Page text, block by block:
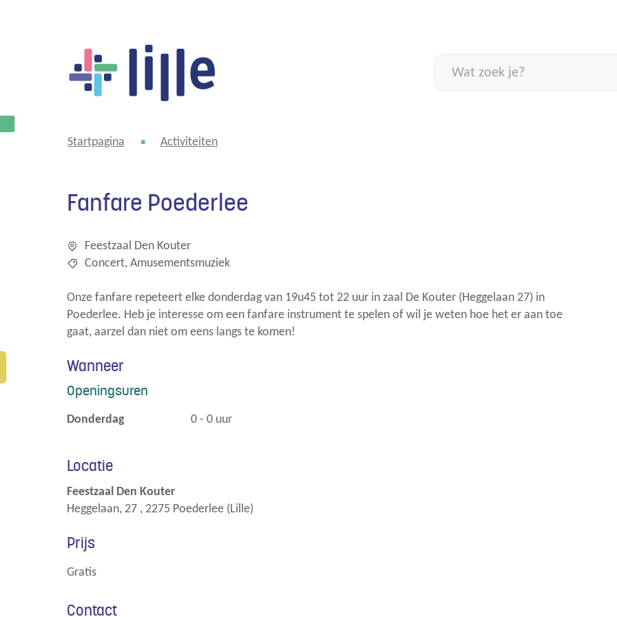
Lille
zoek
Startpagina Activiteiten
Fanfare Poederlee
Feestzaal Den Kouter
Concert Amusementsmuziek
Onze fanfare repeteert elke donderdag van 19u45 tot 22 uur in zaal De Kouter (Heggelaan 27) in
Poederlee. Heb je interesse om een fanfare instrument te spelen of wil je weten hoe het er aan toe
gaat, aarzel dan niet om eens langs te komen!
Wanneer
Openingsuren
donderdag 0 - 0 uur
Locatie
Feestzaal Den Kouter
Heggelaan, 27 , 2275 Poederlee (Lille)
Prijs
gratis
Contact